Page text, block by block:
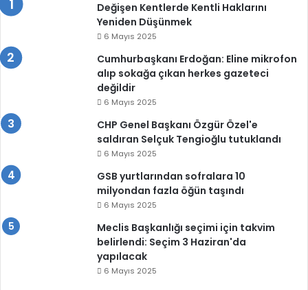
Değişen Kentlerde Kentli Haklarını
Yeniden Düşünmek
6 Mayıs 2025
Cumhurbaşkanı Erdoğan: Eline mikrofon
alıp sokağa çıkan herkes gazeteci
değildir
6 Mayıs 2025
CHP Genel Başkanı Özgür Özel'e
saldıran Selçuk Tengioğlu tutuklandı
6 Mayıs 2025
GSB yurtlarından sofralara 10
milyondan fazla öğün taşındı
6 Mayıs 2025
Meclis Başkanlığı seçimi için takvim
belirlendi: Seçim 3 Haziran'da
yapılacak
6 Mayıs 2025